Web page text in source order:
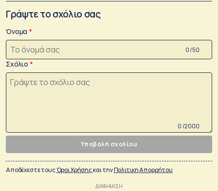
Γράψτε το σχόλιο σας
Όνομα
0 /50
Σχόλιο
0 /2000
Υποβολή σχολίου
Αποδέχεστε τουςΌροι Χρήσηςκαι τηνΠολιτικη Απορρήτου